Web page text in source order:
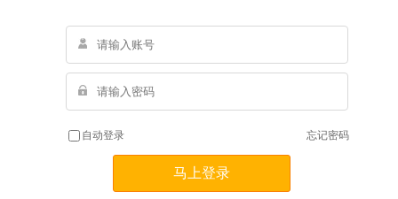
自动登录 忘记密码
马上登录